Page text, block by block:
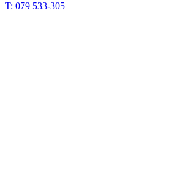
T: 079 533-305